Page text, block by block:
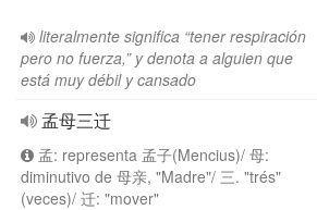
literalmente significa “tener respiración
pero no fuerza,” y denota a alguien que
está muy débil y cansado
孟母三迁
孟: representa 孟子(Mencius)/ 母:
diminutivo de 母亲, "Madre"/ 三. "trés"
(veces)/ 迁: "mover"